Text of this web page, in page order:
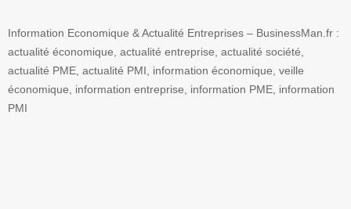
Information Economique & Actualité Entreprises – BusinessMan.fr :
actualité économique, actualité entreprise, actualité société,
actualité PME, actualité PMI, information économique, veille
économique, information entreprise, information PME, information
PMI